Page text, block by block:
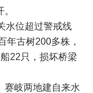
位超过警戒线
年古树200多株，
22只，损坏桥梁
岐两地建自来水